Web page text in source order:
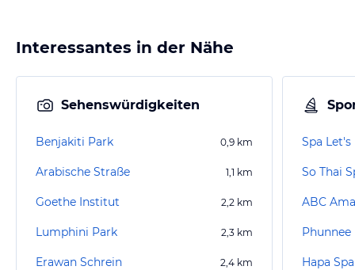
Interessantes in der Nähe
Sehenswürdigkeiten
Benjakiti Park 0,9 km
Arabische Straße 1,1 km
Goethe Institut 2,2 km
Lumphini Park 2,3 km
Erawan Schrein 2,4 km
Spa Let's
So Thai
ABC
Phunnee
Hapa Spa